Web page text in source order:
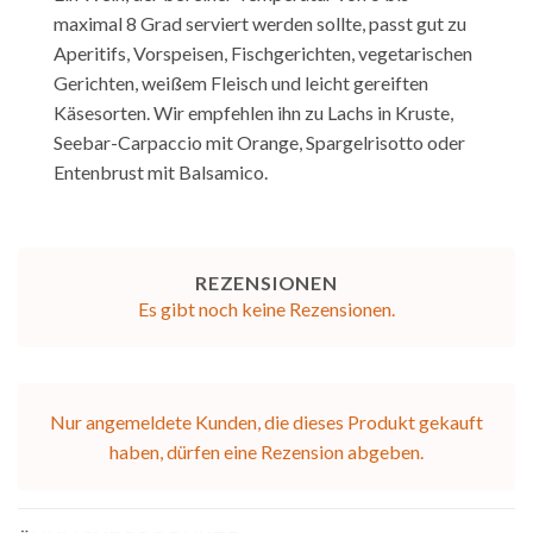
maximal 8 Grad serviert werden sollte, passt gut zu
Aperitifs, Vorspeisen, Fischgerichten, vegetarischen
Gerichten, weißem Fleisch und leicht gereiften
Käsesorten. Wir empfehlen ihn zu Lachs in Kruste,
Seebar-Carpaccio mit Orange, Spargelrisotto oder
Entenbrust mit Balsamico.
REZENSIONEN
Es gibt noch keine Rezensionen.
Nur angemeldete Kunden, die dieses Produkt gekauft
haben, dürfen eine Rezension abgeben.